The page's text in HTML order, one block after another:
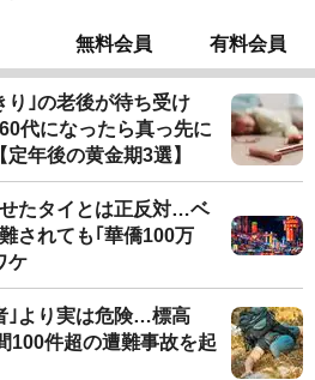
無料会員 有料会員
｣の老後が待ち受け
代になったら真っ先に
年後の黄金期3選】
たタイとは正反対…ベ
されても｢華僑100万
ケ
｣より実は危険…標高
100件超の遭難事故を起